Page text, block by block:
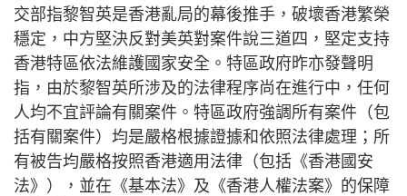
交部指黎智英是香港亂局的幕後推手，破壞香港繁榮
穩定，中方堅決反對美英對案件說三道四，堅定支持
香港特區依法維護國家安全。特區政府昨亦發聲明
指，由於黎智英所涉及的法律程序尚在進行中，任何
人均不宜評論有關案件。特區政府強調所有案件（包
括有關案件）均是嚴格根據證據和依照法律處理；所
有被告均嚴格按照香港適用法律（包括《香港國安
法》），並在《基本法》及《香港人權法案》的保障